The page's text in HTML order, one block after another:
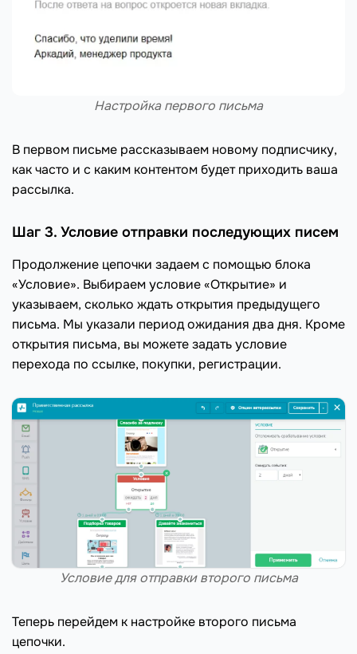
Настройка первого письма
В первом письме рассказываем новому подписчику,
как часто и с каким контентом будет приходить ваша
рассылка.
Шаг 3. Условие отправки последующих писем
Продолжение цепочки задаем с помощью блока
«Условие». Выбираем условие «Открытие» и
указываем, сколько ждать открытия предыдущего
письма. Мы указали период ожидания два дня. Кроме
открытия письма, вы можете задать условие
перехода по ссылке, покупки, регистрации.
Условие для отправки второго письма
Теперь перейдем к настройке второго письма
цепочки.